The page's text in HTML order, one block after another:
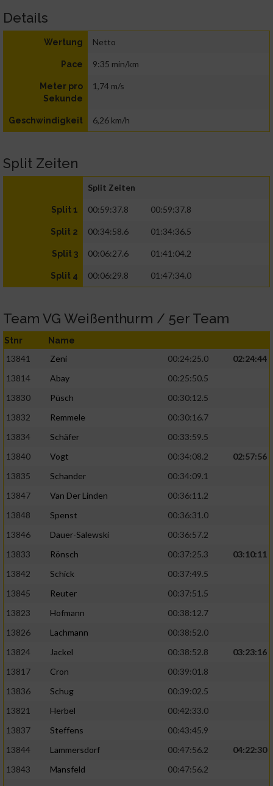
Details
Wertung Netto
Pace 9:35 min/km
Meter pro
Sekunde
1,74 m/s
Geschwindigkeit 6,26 km/h
Split Zeiten
Split Zeiten
Split 1 00:59:37.8 00:59:37.8
Split 2 00:34:58.6 01:34:36.5
Split 3 00:06:27.6 01:41:04.2
Split 4 00:06:29.8 01:47:34.0
Team VG Weißenthurm / 5er Team
Stnr Name
13841 Zeni 00:24:25.0
02:24:44
13814
Abay
00:25:50.5
13830
Püsch
00:30:12.5
13832
Remmele
00:30:16.7
13834
Schäfer
00:33:59.5
13840
Vogt 00:34:08.2
02:57:56
13835
Schander
00:34:09.1
13847
Van Der Linden
00:36:11.2
13848
Spenst
00:36:31.0
13846
Dauer-Salewski
00:36:57.2
13833
Rönsch 00:37:25.3
03:10:11
13842
Schick
00:37:49.5
13845
Reuter
00:37:51.5
13823
Hofmann
00:38:12.7
13826
Lachmann
00:38:52.0
13824
Jackel 00:38:52.8
03:23:16
13817
Cron
00:39:01.8
13836
Schug
00:39:02.5
13821
Herbel
00:42:33.0
13837
Steffens
00:43:45.9
13844
Lammersdorf 00:47:56.2
04:22:30
13843
Mansfeld
00:47:56.2